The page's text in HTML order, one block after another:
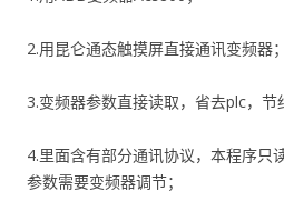
2.用昆仑通态触摸屏直接通讯变频器；
3.变频器参数直接读取，省去plc，节
4.里面含有部分通讯协议，本程序只
参数需要变频器调节；